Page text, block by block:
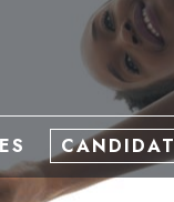
CANDIDAT